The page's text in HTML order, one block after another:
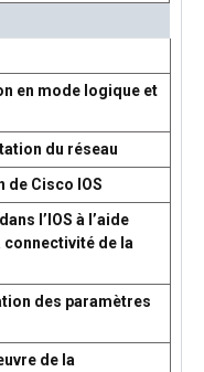
en mode logique et
du réseau
de Cisco IOS
l’IOS à l’aide
connectivité de la
des paramètres
de la